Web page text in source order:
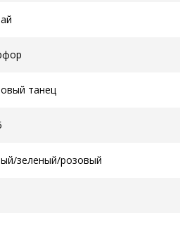
танец
зеленый/розовый